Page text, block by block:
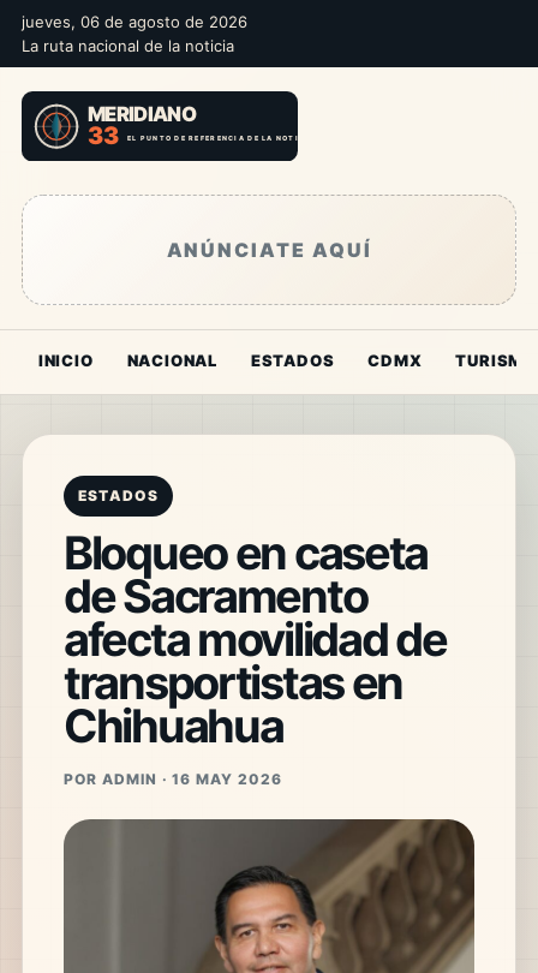
jueves, 06 de agosto de 2026
La ruta nacional de la noticia
ANÚNCIATE AQUÍ
INICIO NACIONAL ESTADOS CDMX TURISMO
ESTADOS
Bloqueo en caseta
de Sacramento
afecta movilidad de
transportistas en
Chihuahua
POR ADMIN · 16 MAY 2026